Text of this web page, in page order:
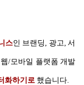
스인 브랜딩, 광고, 서
/모바일 플랫폼 개발
화하기로 했습니다.